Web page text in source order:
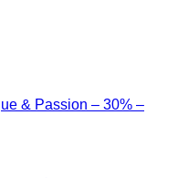
& Passion – 30% –